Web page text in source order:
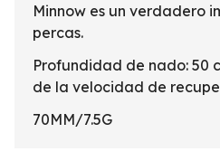
Minnow es un verdadero
percas.
Profundidad de nado: 50
de la velocidad de
70MM/7.5G